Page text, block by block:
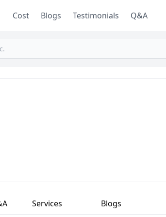
Cost Blogs Testimonials Q&A
Services Blogs